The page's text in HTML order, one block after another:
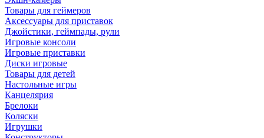
Товары для геймеров
Аксессуары для приставок
Джойстики, геймпады, рули
Игровые консоли
Игровые приставки
Диски игровые
Товары для детей
Настольные игры
Канцелярия
Брелоки
Коляски
Игрушки